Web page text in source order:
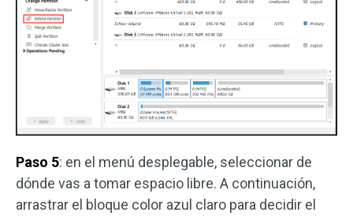
Paso 5: en el menú desplegable, seleccionar de
dónde vas a tomar espacio libre. A continuación,
arrastrar el bloque color azul claro para decidir el